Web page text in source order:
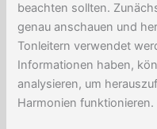
beachten sollten.
genau anschauen und
Tonleitern verwendet
Informationen haben,
analysieren, um
Harmonien funktionieren.